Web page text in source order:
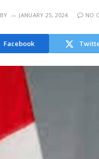
BY JANUARY 25, 2024 NO
Facebook